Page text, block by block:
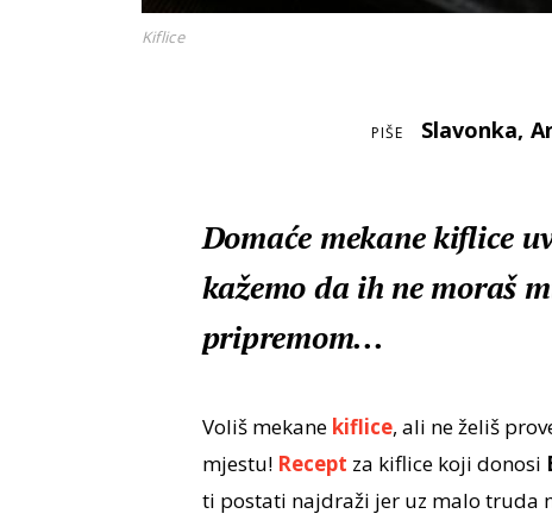
Kiflice
PIŠE Slavonka,
Domaće mekane kiflice
kažemo da ih ne moraš
pripremom...
Voliš mekane kiflice, ali ne želiš
mjestu! Recept za kiflice koji donosi
ti postati najdraži jer uz malo truda